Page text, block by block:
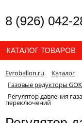
8 (926) 042-
КАТАЛОГ ТОВАРОВ
Evroballon.ru Каталог
Газовые редукторы GOK
Регулятор давления
переключений